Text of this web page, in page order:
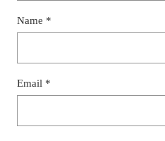
Name *
Email *